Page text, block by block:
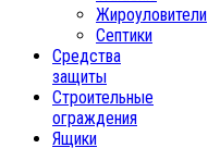
Жироуловители
Септики
Средства
защиты
Строительные
ограждения
Ящики